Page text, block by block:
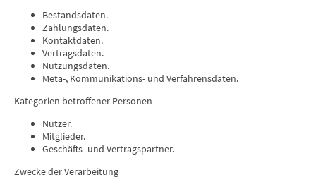
Bestandsdaten.
Zahlungsdaten.
Kontaktdaten.
Vertragsdaten.
Nutzungsdaten.
Meta-, Kommunikations- und Verfahrensdaten.
Kategorien betroffener Personen
Nutzer.
Mitglieder.
Geschäfts- und Vertragspartner.
Zwecke der Verarbeitung